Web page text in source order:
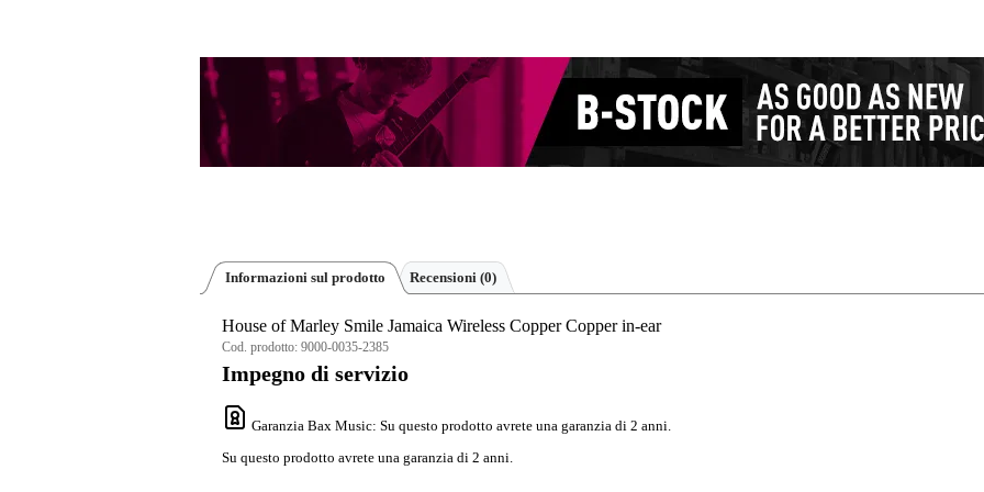
Informazioni sul prodotto Recensioni (0)
House of Marley Smile Jamaica Wireless Copper Copper in-ear
Cod. prodotto: 9000-0035-2385
Impegno di servizio
Garanzia Bax Music: Su questo prodotto avrete una garanzia di 2 anni.
Su questo prodotto avrete una garanzia di 2 anni.